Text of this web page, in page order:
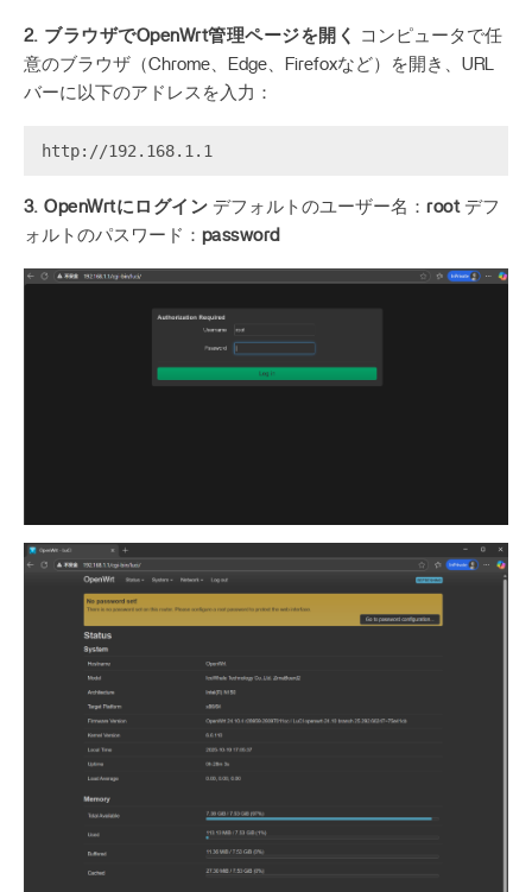
2. ブラウザでOpenWrt管理ページを開く
コンピュータで任
意のブラウザ（Chrome、Edge、Firefoxなど）を開き、URL
バーに以下のアドレスを入力：
3. OpenWrtにログイン デフォルトのユーザー名：rootデフ
ォルトのパスワード： password